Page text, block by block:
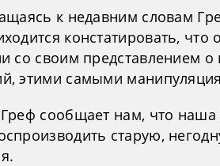
к недавним словам
констатировать, что
со своим представлением
этими самыми
сообщает нам, что
старую,